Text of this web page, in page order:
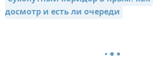
досмотр и есть ли очереди